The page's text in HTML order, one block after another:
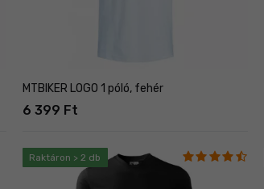
MTBIKER LOGO 1 póló, fehér
6 399 Ft
Raktáron > 2 db